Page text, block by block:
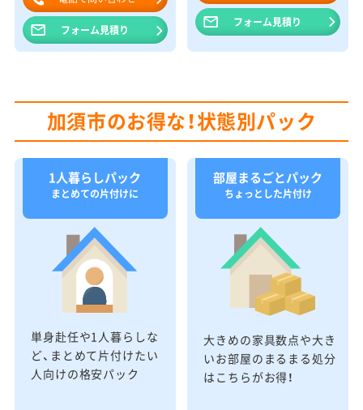
フォーム見積り
フォーム見積り
加須市のお得な！状態別パック
1人暮らしパック
まとめての片付けに
単身赴任や1人暮らしな
ど、まとめて片付けたい
人向けの格安パック
部屋まるごとパック
ちょっとした片付け
大きめの家具数点や大き
いお部屋のまるまる処分
はこちらがお得！